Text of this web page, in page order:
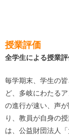
授業評価
全学生による授業
毎学期末、学生の
ど、多岐にわたる
の進行が速い、声
り、教員が自身の
は、公益財団法人